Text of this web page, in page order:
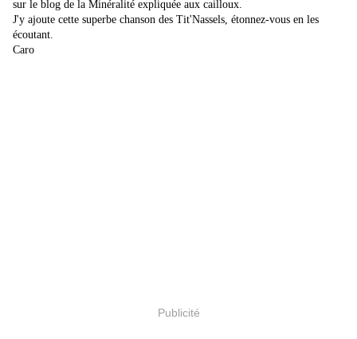
sur le blog de la Minéralité expliquée aux cailloux.
J'y ajoute cette superbe chanson des Tit'Nassels, étonnez-vous en les
écoutant.
Caro
Publicité